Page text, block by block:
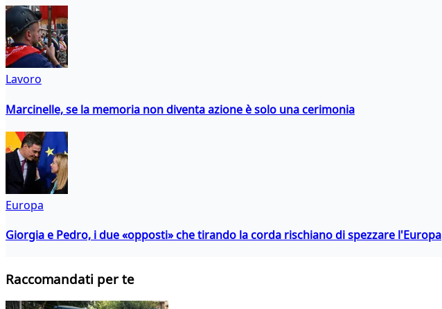
Lavoro
Marcinelle, se la memoria non diventa azione è solo una cerimonia
Europa
Giorgia e Pedro, i due «opposti» che tirando la corda rischiano di spezzare l'Europa
Raccomandati per te